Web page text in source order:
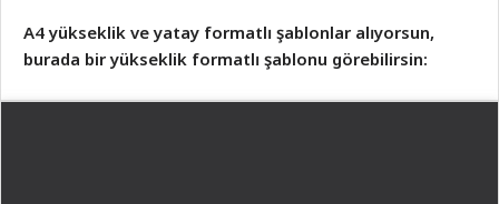
A4 yükseklik ve yatay formatlı şablonlar alıyorsun,
burada bir yükseklik formatlı şablonu görebilirsin: